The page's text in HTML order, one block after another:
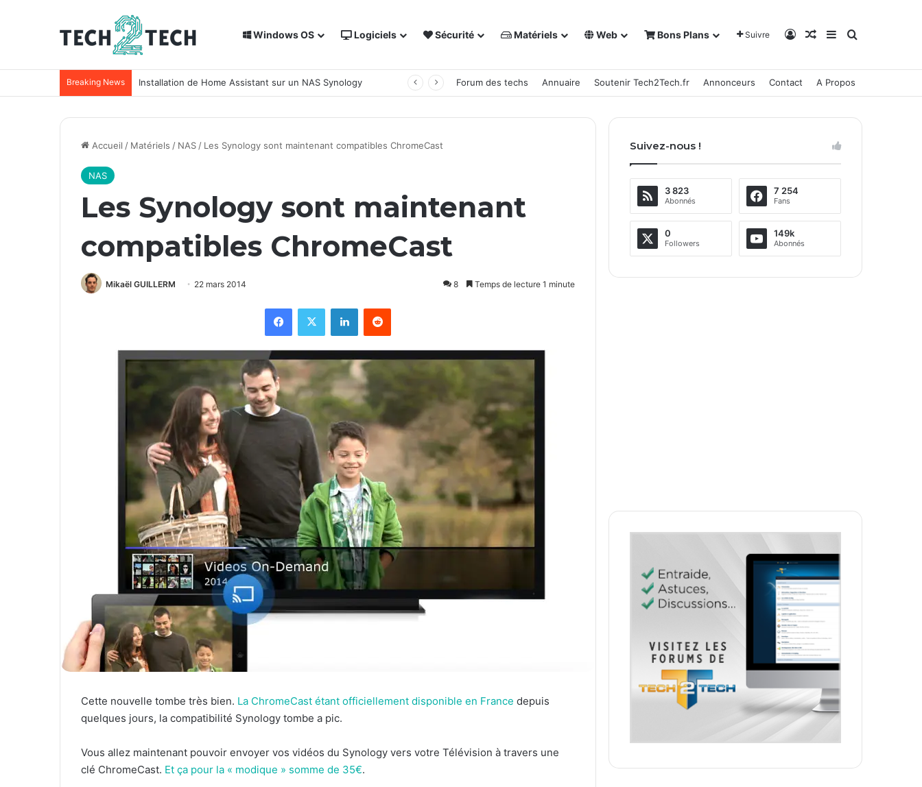
Windows OS Logiciels Sécurité Matériels Web Bons Plans Suivre Connexion
Article Aléatoire
Sidebar (barre
Rechercher
Breaking News Installation de Home Assistant sur un NAS Synology Forum des techs Annuaire Soutenir Tech2Tech.fr Annonceurs Contact A Propos
Accueil / Matériels / NAS / Les Synology sont maintenant compatibles ChromeCast
NAS
Les Synology sont maintenant
compatibles ChromeCast
Mikaël GUILLERM 22 mars 2014 8 Temps de lecture 1 minute
Cette nouvelle tombe très bien. La ChromeCast étant officiellement disponible en France depuis
quelques jours, la compatibilité Synology tombe a pic.
Vous allez maintenant pouvoir envoyer vos vidéos du Synology vers votre Télévision à travers une
clé ChromeCast. Et ça pour la « modique » somme de 35€.
Suivez-nous !
3 823
Abonnés
7 254
Fans
0
Followers
149k
Abonnés